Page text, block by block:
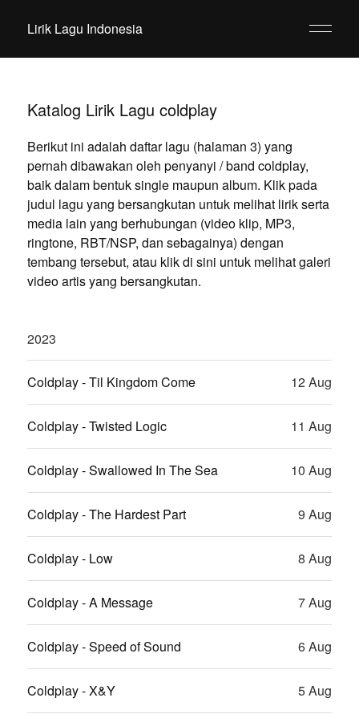
Lirik Lagu Indonesia
Katalog Lirik Lagu coldplay
Berikut ini adalah daftar lagu (halaman 3) yang
pernah dibawakan oleh penyanyi / band coldplay,
baik dalam bentuk single maupun album. Klik pada
judul lagu yang bersangkutan untuk melihat lirik serta
media lain yang berhubungan (video klip, MP3,
ringtone, RBT/NSP, dan sebagainya) dengan
tembang tersebut, atau klik di sini untuk melihat galeri
video artis yang bersangkutan.
2023
Coldplay - Til Kingdom Come 12 Aug
Coldplay - Twisted Logic 11 Aug
Coldplay - Swallowed In The Sea 10 Aug
Coldplay - The Hardest Part 9 Aug
Coldplay - Low 8 Aug
Coldplay - A Message 7 Aug
Coldplay - Speed of Sound 6 Aug
Coldplay - X&Y 5 Aug